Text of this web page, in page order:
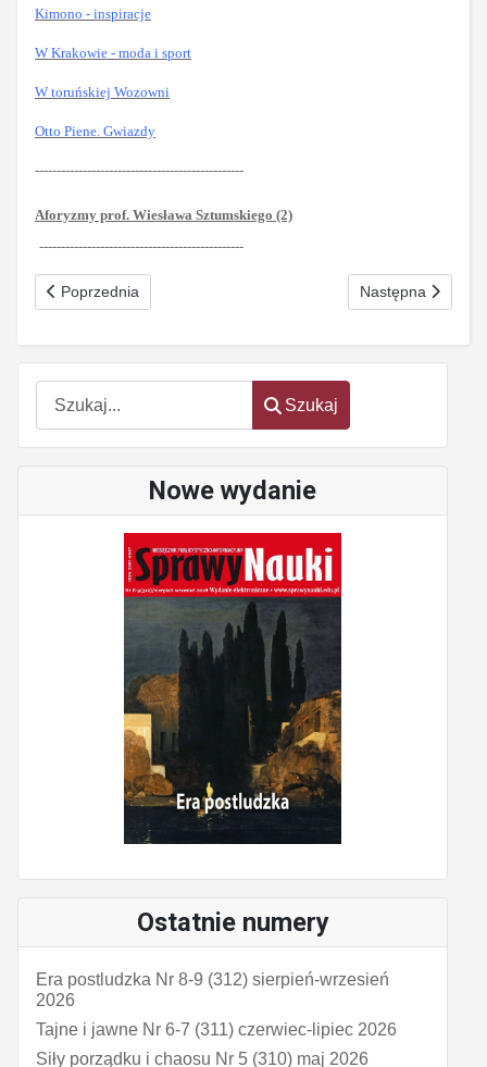
Szukaj
Szukaj
Nowe wydanie
Ostatnie numery
Era postludzka Nr 8-9 (312) sierpień-wrzesień
2026
Tajne i jawne Nr 6-7 (311) czerwiec-lipiec 2026
Siły porządku i chaosu Nr 5 (310) maj 2026
Kimono - inspiracje
W Krakowie - moda i sport
W toruńskiej Wozowni
Otto Piene. Gwiazdy
------------------------------------------------
Aforyzmy prof. Wiesława Sztumskiego (2)
-----------------------------------------------
Poprzednia strona: Konanie Minotaura Nr 3 (278) marzec 2023
Poprzednia Następna strona:
Następna